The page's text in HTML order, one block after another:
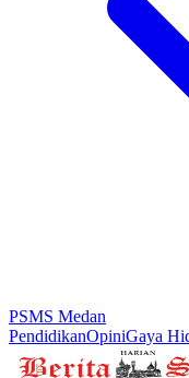
PSMS Medan
PendidikanOpiniGaya